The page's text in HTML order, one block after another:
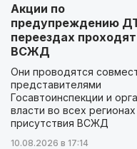
Акции по
предупреждению
переездах
ВСЖД
Они проводятся
представителями
Госавтоинспекции и
власти во всех регионах
присутствия ВСЖД
10.08.2026 в 17:14